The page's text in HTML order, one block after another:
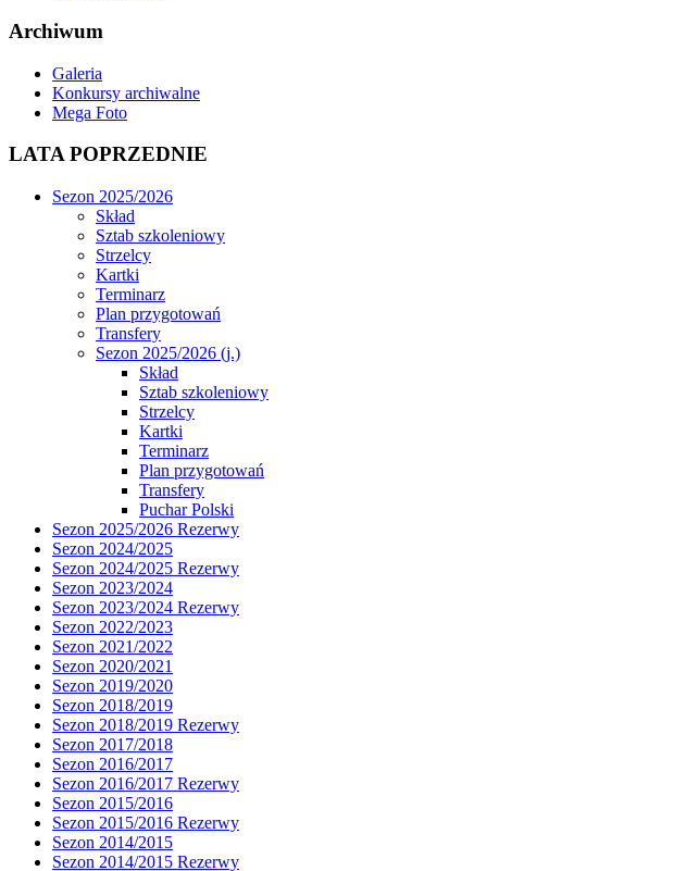
Archiwum
Galeria
Konkursy archiwalne
Mega Foto
LATA POPRZEDNIE
Sezon 2025/2026
Skład
Sztab szkoleniowy
Strzelcy
Kartki
Terminarz
Plan przygotowań
Transfery
Sezon 2025/2026 (j.)
Skład
Sztab szkoleniowy
Strzelcy
Kartki
Terminarz
Plan przygotowań
Transfery
Puchar Polski
Sezon 2025/2026 Rezerwy
Sezon 2024/2025
Sezon 2024/2025 Rezerwy
Sezon 2023/2024
Sezon 2023/2024 Rezerwy
Sezon 2022/2023
Sezon 2021/2022
Sezon 2020/2021
Sezon 2019/2020
Sezon 2018/2019
Sezon 2018/2019 Rezerwy
Sezon 2017/2018
Sezon 2016/2017
Sezon 2016/2017 Rezerwy
Sezon 2015/2016
Sezon 2015/2016 Rezerwy
Sezon 2014/2015
Sezon 2014/2015 Rezerwy